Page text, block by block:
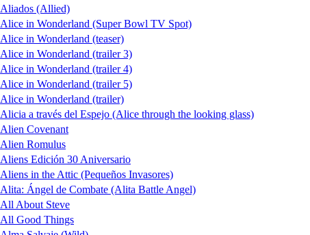
Aliados (Allied)
Alice in Wonderland (Super Bowl TV Spot)
Alice in Wonderland (teaser)
Alice in Wonderland (trailer 3)
Alice in Wonderland (trailer 4)
Alice in Wonderland (trailer 5)
Alice in Wonderland (trailer)
Alicia a través del Espejo (Alice through the looking glass)
Alien Covenant
Alien Romulus
Aliens Edición 30 Aniversario
Aliens in the Attic (Pequeños Invasores)
Alita: Ángel de Combate (Alita Battle Angel)
All About Steve
All Good Things